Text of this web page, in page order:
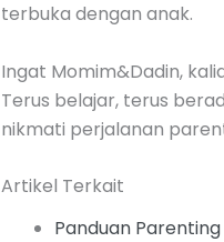
terbuka dengan anak.
Ingat Momim&Dadin,
Terus belajar, terus
nikmati perjalanan
Artikel Terkait
Panduan